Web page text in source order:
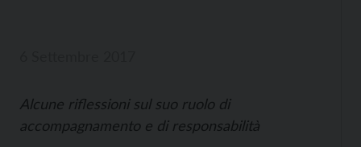
Alcune riflessioni sul suo ruolo di
accompagnamento e di responsabilità